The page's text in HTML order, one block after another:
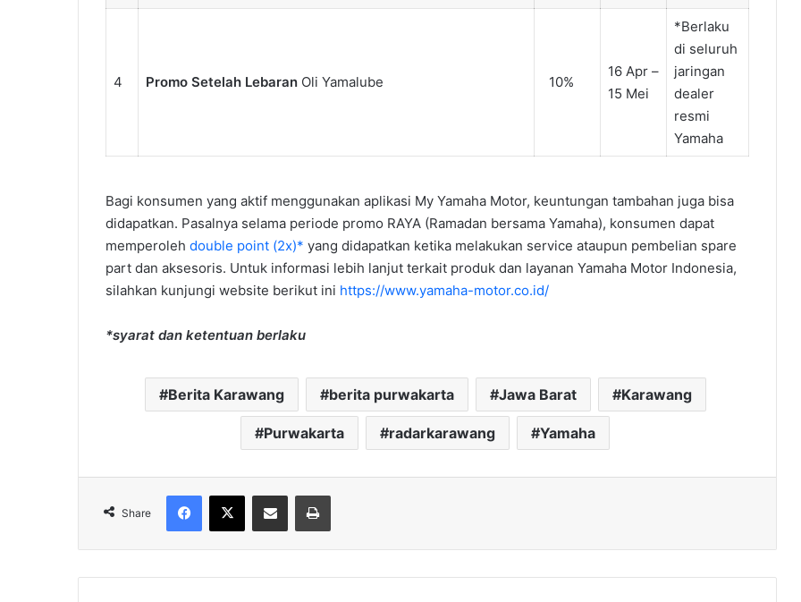
4 Promo Setelah LebaranOli Yamalube 10%
16 Apr –
15 Mei
*Berlaku
di seluruh
jaringan
dealer
resmi
Yamaha
Bagi konsumen yang aktif menggunakan aplikasi My Yamaha Motor, keuntungan tambahan juga bisa
didapatkan. Pasalnya selama periode promo RAYA (Ramadan bersama Yamaha), konsumen dapat
memperoleh double point (2x)* yang didapatkan ketika melakukan service ataupun pembelian spare
part dan aksesoris. Untuk informasi lebih lanjut terkait produk dan layanan Yamaha Motor Indonesia,
silahkan kunjungi website berikut ini https://www.yamaha-motor.co.id/
*syarat dan ketentuan berlaku
Berita Karawang berita purwakarta Jawa Barat Karawang
Purwakarta radarkarawang Yamaha
Share
Facebook
X Share via Email Print